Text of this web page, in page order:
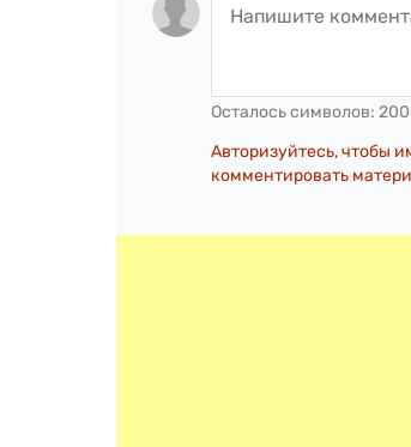
Осталось символов:
Авторизуйтесь, чтобы
комментировать